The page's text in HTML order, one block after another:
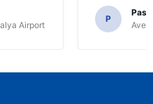
Airport
P
Avec